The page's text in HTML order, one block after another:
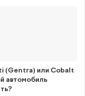
(Gentra) или Cobalt
автомобиль